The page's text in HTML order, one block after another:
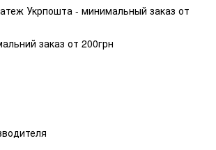
Укрпошта - минимальный заказ от
заказ от 200грн